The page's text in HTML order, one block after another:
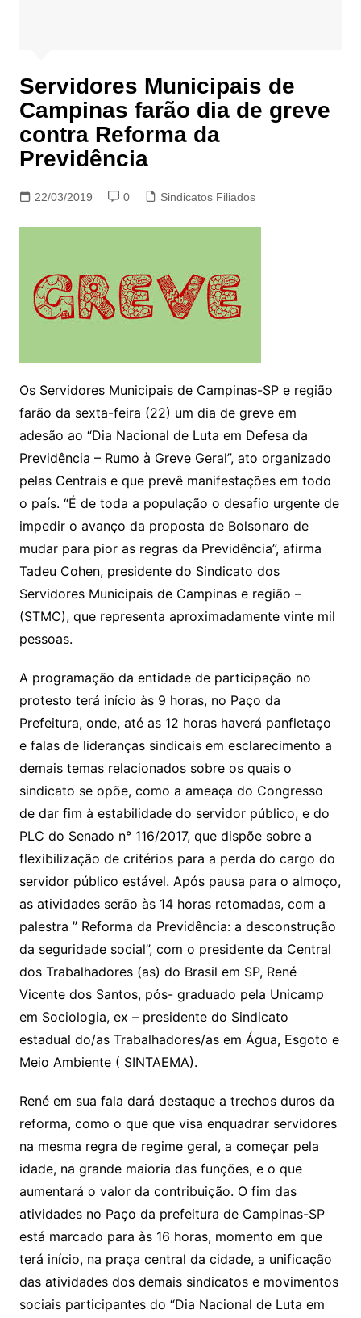
Servidores Municipais de
Campinas farão dia de greve
contra Reforma da
Previdência
22/03/2019 0 Sindicatos Filiados
Os Servidores Municipais de Campinas-SP e região
farão da sexta-feira (22) um dia de greve em
adesão ao “Dia Nacional de Luta em Defesa da
Previdência – Rumo à Greve Geral”, ato organizado
pelas Centrais e que prevê manifestações em todo
o país. “É de toda a população o desafio urgente de
impedir o avanço da proposta de Bolsonaro de
mudar para pior as regras da Previdência”, afirma
Tadeu Cohen, presidente do Sindicato dos
Servidores Municipais de Campinas e região –
(STMC), que representa aproximadamente vinte mil
pessoas.
A programação da entidade de participação no
protesto terá início às 9 horas, no Paço da
Prefeitura, onde, até as 12 horas haverá panfletaço
e falas de lideranças sindicais em esclarecimento a
demais temas relacionados sobre os quais o
sindicato se opõe, como a ameaça do Congresso
de dar fim à estabilidade do servidor público, e do
PLC do Senado n° 116/2017, que dispõe sobre a
flexibilização de critérios para a perda do cargo do
servidor público estável. Após pausa para o almoço,
as atividades serão às 14 horas retomadas, com a
palestra ” Reforma da Previdência: a desconstrução
da seguridade social”, com o presidente da Central
dos Trabalhadores (as) do Brasil em SP, René
Vicente dos Santos, pós- graduado pela Unicamp
em Sociologia, ex – presidente do Sindicato
estadual do/as Trabalhadores/as em Água, Esgoto e
Meio Ambiente ( SINTAEMA).
René em sua fala dará destaque a trechos duros da
reforma, como o que que visa enquadrar servidores
na mesma regra de regime geral, a começar pela
idade, na grande maioria das funções, e o que
aumentará o valor da contribuição. O fim das
atividades no Paço da prefeitura de Campinas-SP
está marcado para às 16 horas, momento em que
terá início, na praça central da cidade, a unificação
das atividades dos demais sindicatos e movimentos
sociais participantes do “Dia Nacional de Luta em